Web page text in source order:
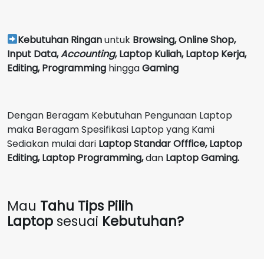
Kebutuhan Ringanuntuk Browsing, Online Shop,
Input Data,Accounting, Laptop Kuliah, Laptop Kerja,
Editing, Programming hinggaGaming
Dengan Beragam Kebutuhan Pengunaan Laptop
maka Beragam Spesifikasi Laptop yang Kami
Sediakan mulai dari Laptop Standar Offfice, Laptop
Editing, Laptop Programming,dan Laptop Gaming.
Mau Tahu Tips Pilih
Laptop sesuai Kebutuhan?